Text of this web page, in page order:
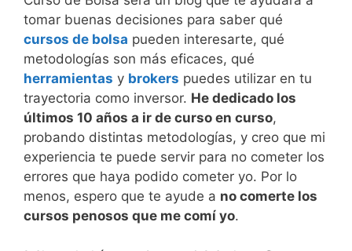
tomar buenas decisiones para saber qué
cursos de bolsa pueden interesarte, qué
metodologías son más eficaces, qué
herramientas y brokers puedes utilizar en tu
trayectoria como inversor. He dedicado los
últimos 10 años a ir de curso en curso,
probando distintas metodologías, y creo que mi
experiencia te puede servir para no cometer los
errores que haya podido cometer yo. Por lo
menos, espero que te ayude a no comerte los
cursos penosos que me comí yo.